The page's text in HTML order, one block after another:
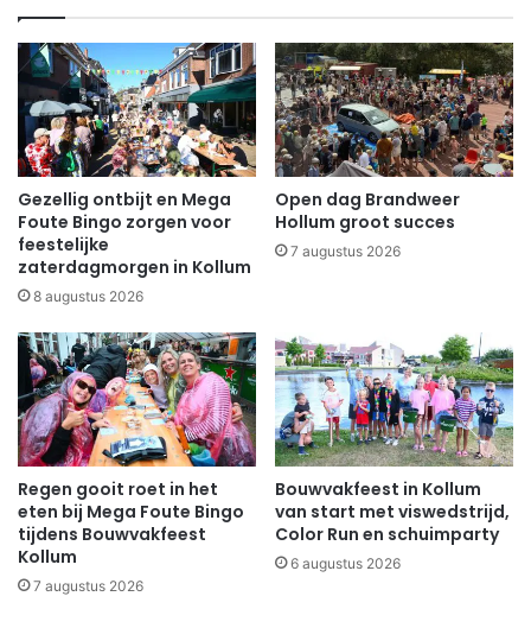
Gezellig ontbijt en Mega
Foute Bingo zorgen voor
feestelijke
zaterdagmorgen in Kollum
8 augustus 2026
Open dag Brandweer
Hollum groot succes
7 augustus 2026
Regen gooit roet in het
eten bij Mega Foute Bingo
tijdens Bouwvakfeest
Kollum
7 augustus 2026
Bouwvakfeest in Kollum
van start met viswedstrijd,
Color Run en schuimparty
6 augustus 2026